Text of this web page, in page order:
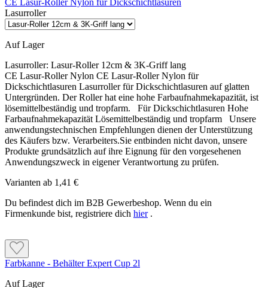
CE Lasur-Roller Nylon für Dickschichtlasuren
Lasurroller
Auf Lager
Lasurroller: Lasur-Roller 12cm & 3K-Griff lang
CE Lasur-Roller Nylon CE Lasur-Roller Nylon für
Dickschichtlasuren Lasurroller für Dickschichtlasuren auf glatten
Untergründen. Der Roller hat eine hohe Farbaufnahmekapazität, ist
lösemittelbeständig und tropfarm. Für Dickschichtlasuren Hohe
Farbaufnahmekapazität Lösemittelbeständig und tropfarm Unsere
anwendungstechnischen Empfehlungen dienen der Unterstützung
des Käufers bzw. Verarbeiters.Sie entbinden nicht davon, unsere
Produkte grundsätzlich auf ihre Eignung für den vorgesehenen
Anwendungszweck in eigener Verantwortung zu prüfen.
Varianten ab 1,41 €
Du befindest dich im B2B Gewerbeshop. Wenn du ein
Firmenkunde bist, registriere dich hier.
Farbkanne - Behälter Expert Cup 2l
Auf Lager